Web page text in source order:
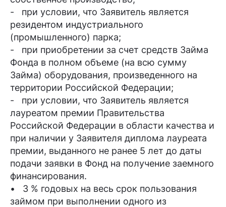
- при условии, что Заявитель является
резидентом индустриального
(промышленного) парка;
- при приобретении за счет средств Займа
Фонда в полном объеме (на всю сумму
Займа) оборудования, произведенного на
территории Российской Федерации;
- при условии, что Заявитель является
лауреатом премии Правительства
Российской Федерации в области качества и
при наличии у Заявителя диплома лауреата
премии, выданного не ранее 5 лет до даты
подачи заявки в Фонд на получение заемного
финансирования.
• 3 % годовых на весь срок пользования
займом при выполнении одного из